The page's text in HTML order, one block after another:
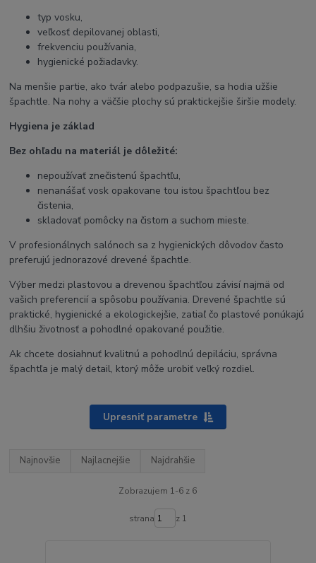
typ vosku,
veľkosť depilovanej oblasti,
frekvenciu používania,
hygienické požiadavky.
Na menšie partie, ako tvár alebo podpazušie, sa hodia užšie
špachtle. Na nohy a väčšie plochy sú praktickejšie širšie modely.
Hygiena je základ
Bez ohľadu na materiál je dôležité:
nepoužívať znečistenú špachtľu,
nenanášať vosk opakovane tou istou špachtľou bez
čistenia,
skladovať pomôcky na čistom a suchom mieste.
V profesionálnych salónoch sa z hygienických dôvodov často
preferujú jednorazové drevené špachtle.
Výber medzi plastovou a drevenou špachtľou závisí najmä od
vašich preferencií a spôsobu používania. Drevené špachtle sú
praktické, hygienické a ekologickejšie, zatiaľ čo plastové ponúkajú
dlhšiu životnosť a pohodlné opakované použitie.
Ak chcete dosiahnuť kvalitnú a pohodlnú depiláciu, správna
špachtľa je malý detail, ktorý môže urobiť veľký rozdiel.
Upresniť parametre
Najnovšie Najlacnejšie Najdrahšie
Zobrazujem 1-6 z 6
strana z 1